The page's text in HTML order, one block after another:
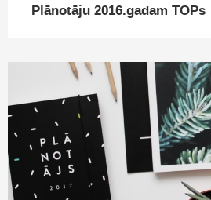
Plānotāju 2016.gadam TOPs